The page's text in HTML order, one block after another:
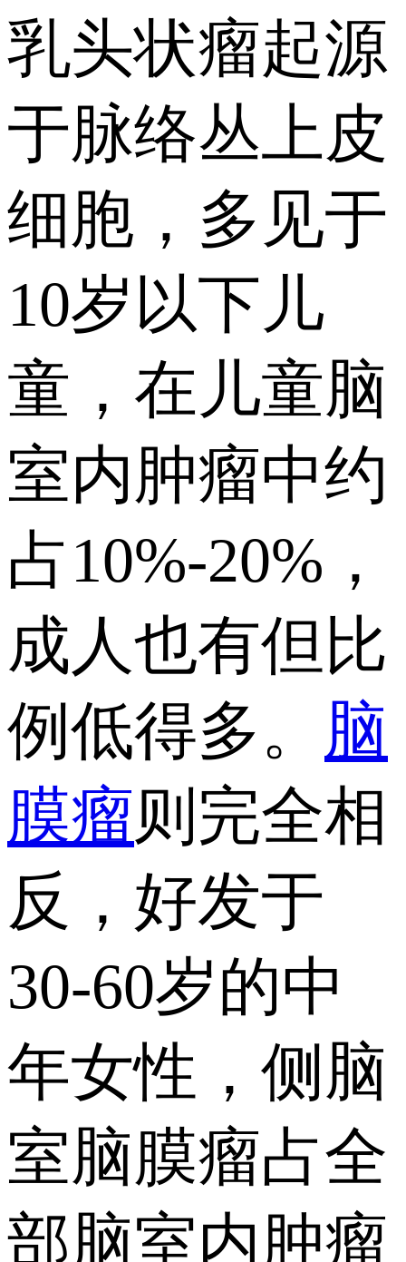
乳头状瘤起源
于脉络丛上皮
细胞，多见于
10岁以下儿
童，在儿童脑
室内肿瘤中约
占10%-20%，
成人也有但比
例低得多。 脑
膜瘤则完全相
反，好发于
30-60岁的中
年女性，侧脑
室脑膜瘤占全
部脑室内肿瘤